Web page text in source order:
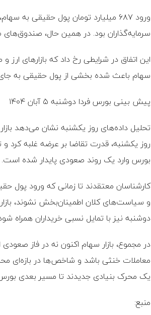
ورود ۶۸۷ میلیارد تومان پول حقیقی
سرمایه‌گذاران بود. در همین حال، صندوق‌های
این اتفاق در شرایطی رخ داد که بازارهای
سهام باعث شده بخشی از پول حقیقی به جای
پیش‌ بینی بورس فردا دوشنبه ۵ آبان ۱۴۰۴
تحلیل داده‌های روز یکشنبه نشان می‌دهد
روز یکشنبه، قدرت تقاضا بر عرضه غلبه
بورس وارد یک روند صعودی پایدار شده است.
کارشناسان معتقدند تا زمانی که ورود پول
و سیاست‌های کلان اطمینان‌بخش نشوند،
دوشنبه نیز با تمایل نسبی خریداران همراه
در مجموع، بازار سهام اکنون نه در فاز
معاملات خنثی باشد و شاخص‌ها در بازه‌ای
یک محرک بنیادی جدیدند تا مسیر بعدی
منبع: